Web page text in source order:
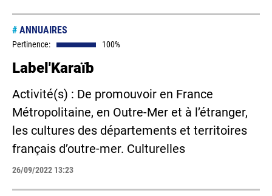
# ANNUAIRES
Pertinence: 100%
Label'Karaïb
Activité(s) : De promouvoir en France
Métropolitaine, en Outre-Mer et à l’étranger,
les cultures des départements et territoires
français d’outre-mer. Culturelles
26/09/2022 13:23